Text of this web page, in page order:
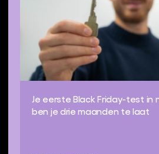
Je eerste Black Friday-test in
ben je drie maanden te laat